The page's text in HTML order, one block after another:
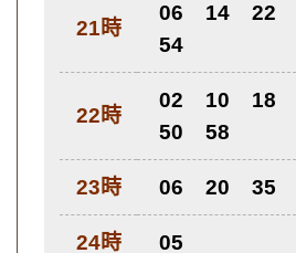
21時
06 14 22
54
22時
02 10 18
50
58
23時 06 20 35
24時 05